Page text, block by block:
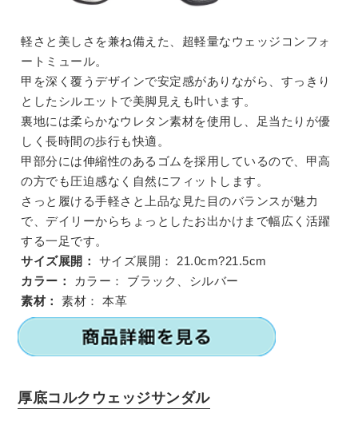
軽さと美しさを兼ね備えた、超軽量なウェッジコンフォ
ートミュール。
甲を深く覆うデザインで安定感がありながら、すっきり
としたシルエットで美脚見えも叶います。
裏地には柔らかなウレタン素材を使用し、足当たりが優
しく長時間の歩行も快適。
甲部分には伸縮性のあるゴムを採用しているので、甲高
の方でも圧迫感なく自然にフィットします。
さっと履ける手軽さと上品な見た目のバランスが魅力
で、デイリーからちょっとしたお出かけまで幅広く活躍
する一足です。
サイズ展開：
サイズ展開：
21.0cm?21.5cm
カラー：
カラー：
ブラック、シルバー
素材：
素材： 本革
厚底コルクウェッジサンダル